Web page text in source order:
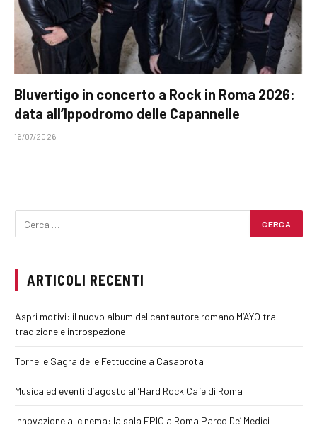
Bluvertigo in concerto a Rock in Roma 2026:
data all’Ippodromo delle Capannelle
16/07/2026
ARTICOLI RECENTI
Aspri motivi: il nuovo album del cantautore romano M’AYO tra
tradizione e introspezione
Tornei e Sagra delle Fettuccine a Casaprota
Musica ed eventi d’agosto all’Hard Rock Cafe di Roma
Innovazione al cinema: la sala EPIC a Roma Parco De’ Medici